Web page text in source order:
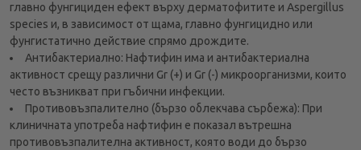
главно фунгициден ефект върху дерматофитите и Aspergillus
species и, в зависимост от щама, главно фунгицидно или
фунгистатично действие спрямо дрождите.
Антибактериално: Нафтифин има и антибактериална
активност срещу различни Gr (+) и Gr (-) микроорганизми, които
често възникват при гъбични инфекции.
Противовъзпалително (бързо облекчава сърбежа): При
клиничната употреба нафтифин е показал вътрешна
противовъзпалителна активност, която води до бързо